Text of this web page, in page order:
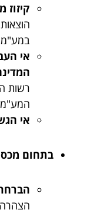
במע"מ,
אי
רשות
המע"מ
אי
בתחום מכס